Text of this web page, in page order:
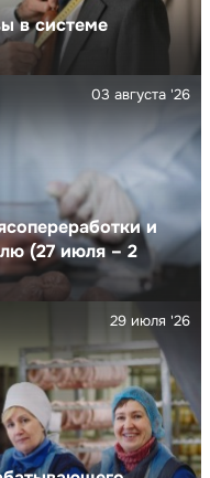
в системе
и
(27 июля – 2
03 августа '26
29 июля '26